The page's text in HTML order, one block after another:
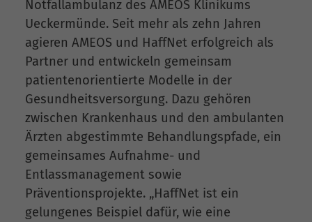
Notfallambulanz des AMEOS Klinikums
Ueckermünde. Seit mehr als zehn Jahren
agieren AMEOS und HaffNet erfolgreich als
Partner und entwickeln gemeinsam
patientenorientierte Modelle in der
Gesundheitsversorgung. Dazu gehören
zwischen Krankenhaus und den ambulanten
Ärzten abgestimmte Behandlungspfade, ein
gemeinsames Aufnahme- und
Entlassmanagement sowie
Präventionsprojekte. „HaffNet ist ein
gelungenes Beispiel dafür, wie eine